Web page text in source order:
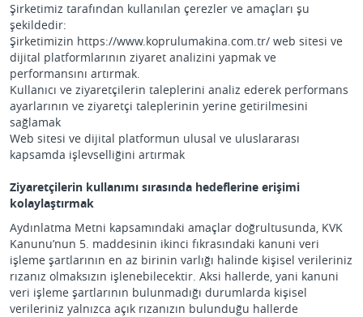
Şirketimiz tarafından kullanılan çerezler ve amaçları şu
şekildedir:
Şirketimizin https://www.koprulumakina.com.tr/ web sitesi ve
dijital platformlarının ziyaret analizini yapmak ve
performansını artırmak.
Kullanıcı ve ziyaretçilerin taleplerini analiz ederek performans
ayarlarının ve ziyaretçi taleplerinin yerine getirilmesini
sağlamak
Web sitesi ve dijital platformun ulusal ve uluslararası
kapsamda işlevselliğini artırmak
Ziyaretçilerin kullanımı sırasında hedeflerine erişimi
kolaylaştırmak
Aydınlatma Metni kapsamındaki amaçlar doğrultusunda, KVK
Kanunu’nun 5. maddesinin ikinci fıkrasındaki kanuni veri
işleme şartlarının en az birinin varlığı halinde kişisel verileriniz
rızanız olmaksızın işlenebilecektir. Aksi hallerde, yani kanuni
veri işleme şartlarının bulunmadığı durumlarda kişisel
verileriniz yalnızca açık rızanızın bulunduğu hallerde